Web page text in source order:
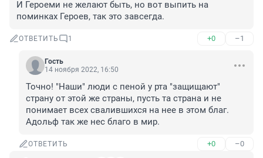
И Героеми не желают быть, но вот выпить на
поминках Героев, так это завсегда.
ОТВЕТИТЬ 1 +0 –1
Гость
14 ноября 2022, 16:50
Точно! "Наши" люди с пеной у рта "защищают"
страну от этой же страны, пусть та страна и не
понимает всех свалившихся на нее в этом благ.
Адольф так же нес благо в мир.
ОТВЕТИТЬ +0 –0